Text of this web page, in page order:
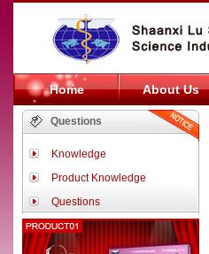
Home About Us
Questions
Knowledge
Product Knowledge
Questions